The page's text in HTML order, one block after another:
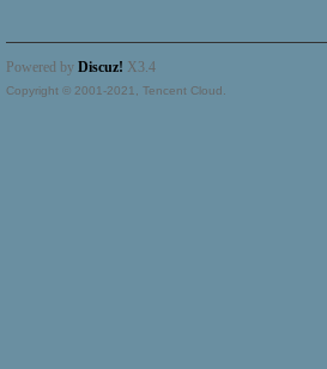
Powered by Discuz! X3.4
Copyright © 2001-2021, Tencent Cloud.